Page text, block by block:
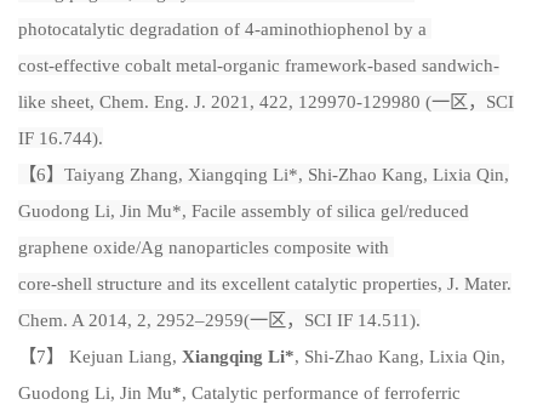
photocatalytic degradation of 4-aminothiophenol by a
cost-effective cobalt metal-organic framework-based sandwich-
like sheet, Chem. Eng. J. 2021, 422, 129970-129980 (一区，SCI
IF 16.744).
【6】Taiyang Zhang, Xiangqing Li*, Shi-Zhao Kang, Lixia Qin,
Guodong Li, Jin Mu*, Facile assembly of silica gel/reduced
graphene oxide/Ag nanoparticles composite with
core-shell structure and its excellent catalytic properties, J. Mater.
Chem. A 2014, 2, 2952–2959(一区，SCI IF 14.511).
【7】 Kejuan Liang, Xiangqing Li*, Shi-Zhao Kang, Lixia Qin,
Guodong Li, Jin Mu*, Catalytic performance of ferroferric